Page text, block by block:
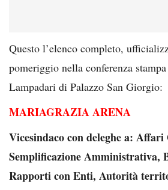
Questo l’elenco completo,
pomeriggio nella conferenza
Lampadari di Palazzo San Giorgio:
MARIAGRAZIA ARENA
Vicesindaco con deleghe a: Affari
Semplificazione Amministrativa,
Rapporti con Enti, Autorità